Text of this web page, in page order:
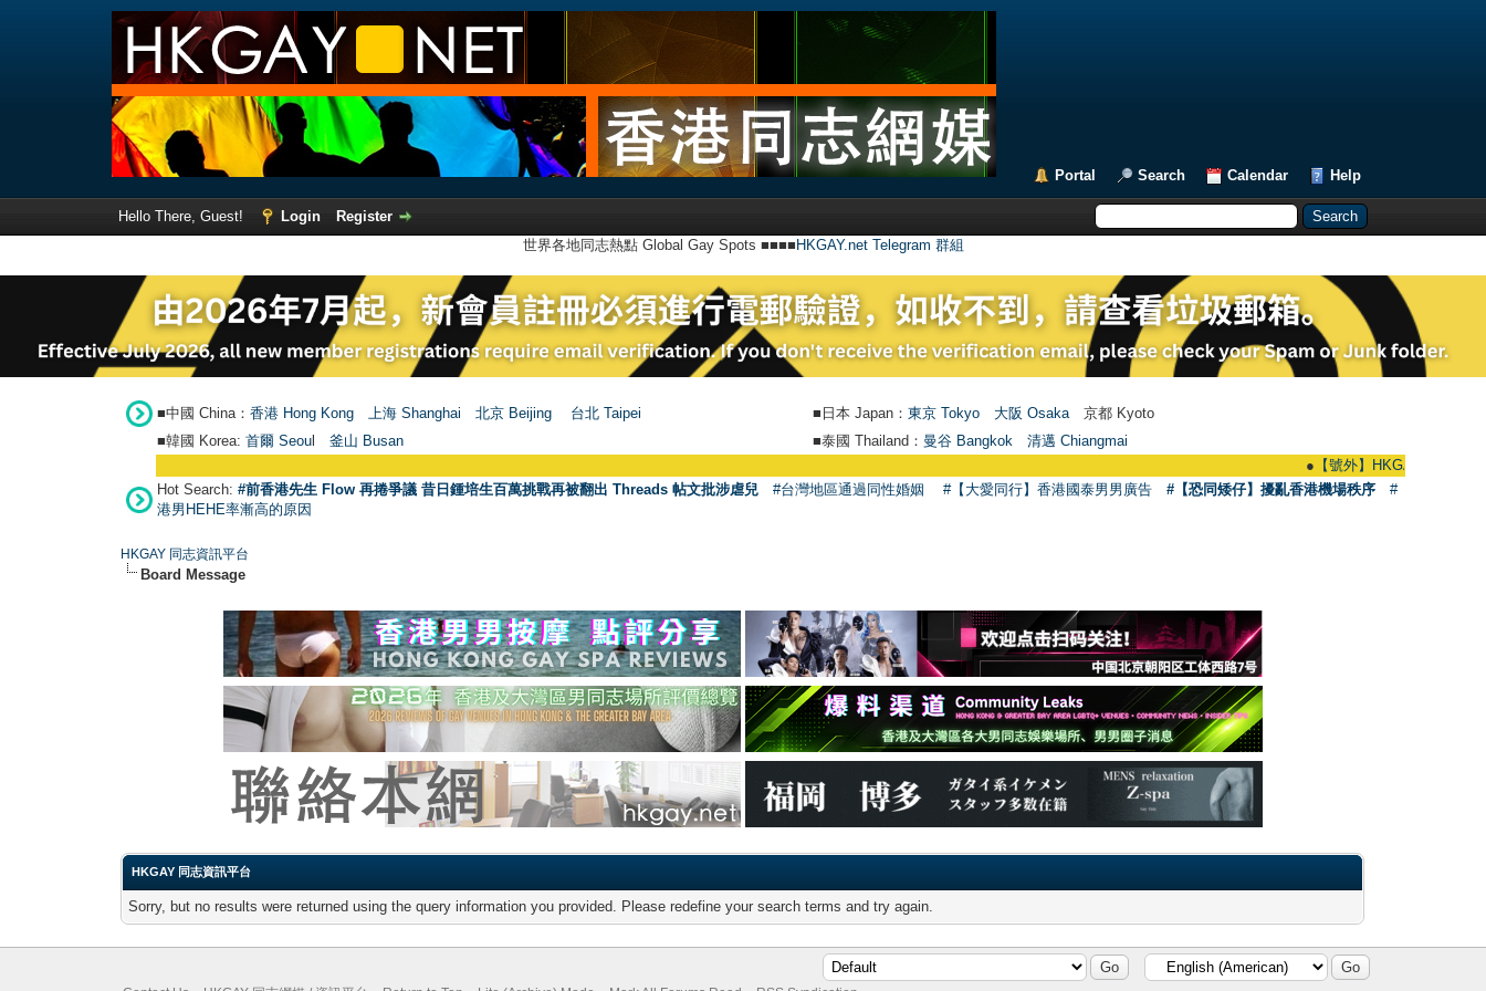
Portal Search Calendar Help
Hello There, Guest! Login
Register
世界各地同志熱點 Global Gay Spots ■■■■ HKGAY.net Telegram 群組
■中國 China： 香港 Hong Kong 上海 Shanghai 北京 Beijing 台北 Taipei ■日本 Japan： 東京 Tokyo 大阪 Osaka 京都 Kyoto
■韓國 Korea: 首爾 Seou 釜山 Busan ■泰國 Thailand： 曼谷 Bangkok
清邁 Chiangmai
【號外】HKGAY.net已啟動
Hot Search: #前香港先生 Flow 再捲爭議 昔日鍾培生百萬挑戰再被翻出 Threads 帖文批涉虐兒 #台灣地區通過同性婚姻 #【大愛同行】香港國泰男男廣告 #【恐同矮仔】擾亂香港機場秩序
#
港男HEHE率漸高的原因
HKGAY 同志資訊平台
Board Message
HKGAY 同志資訊平台
Sorry, but no results were returned using the query information you provided. Please redefine your search terms and try again.